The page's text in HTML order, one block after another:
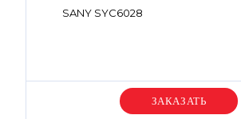
SANY SYC6028
Уточняйте цену